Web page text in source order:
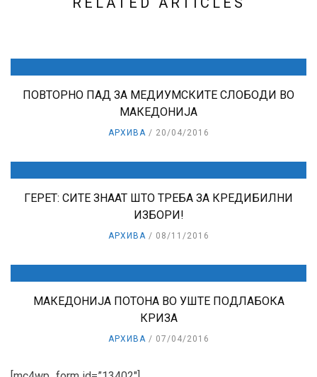
ПОВТОРНО ПАД ЗА МЕДИУМСКИТЕ СЛОБОДИ ВО
МАКЕДОНИЈА
АРХИВА 20/04/2016
ГЕРЕТ: СИТЕ ЗНААТ ШТО ТРЕБА ЗА КРЕДИБИЛНИ
ИЗБОРИ!
АРХИВА 08/11/2016
МАКЕДОНИЈА ПОТОНА ВО УШТЕ ПОДЛАБОКА
КРИЗА
АРХИВА 07/04/2016